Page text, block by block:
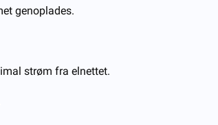
genoplades.
strøm fra elnettet.